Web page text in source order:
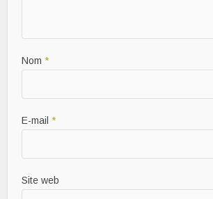
Nom*
E-mail*
Site web